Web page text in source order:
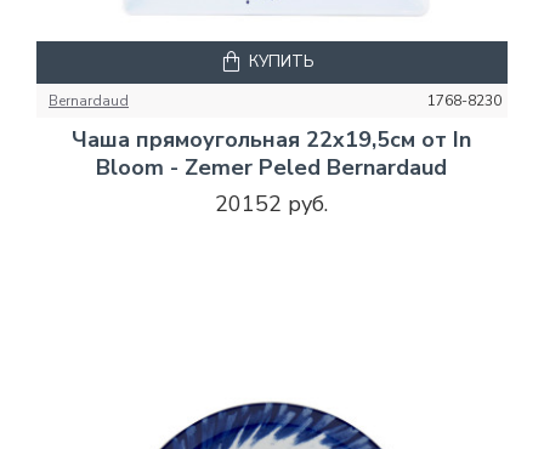
Bernardaud 1768-8230
Чаша прямоугольная 22х19,5см от In
Bloom - Zemer Peled Bernardaud
20152 руб.
КУПИТЬ